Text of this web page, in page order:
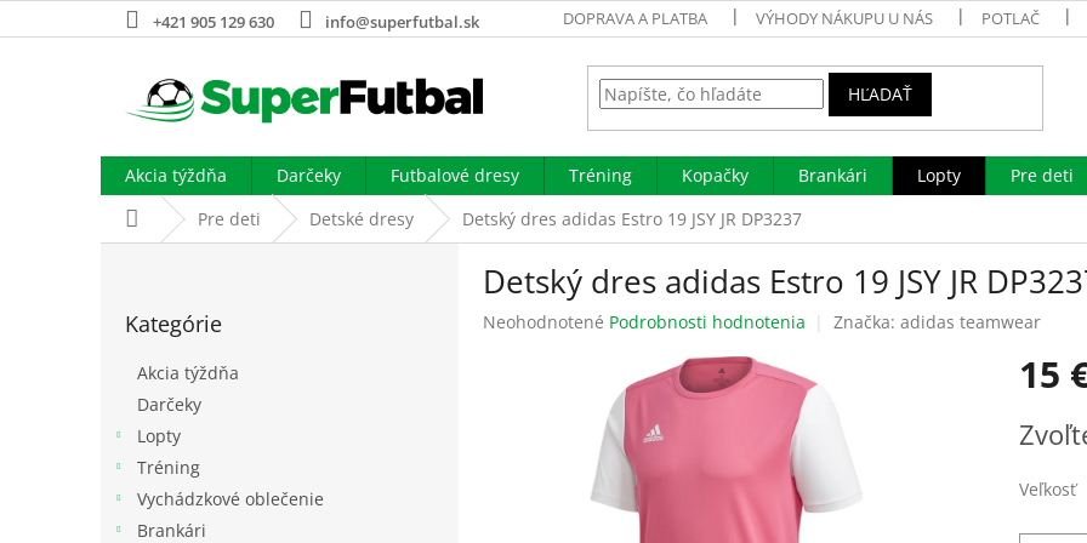
na
+421 905 129 630 info@superfutbal.sk DOPRAVA A PLATBA VÝHODY NÁKUPU U NÁS POTLAČ
HĽADAŤ
Akcia týždňa Darčeky Futbalové dresy Tréning Kopačky Brankári Lopty Pre deti
DomovPre deti Detské dresy Detský dres adidas Estro 19 JSY JR DP3237
kategórie
Kategórie
Akcia týždňa
Darčeky
Lopty
Tréning
Vychádzkové oblečenie
Brankári
Detský dres adidas Estro 19 JSY JR
Priemerné
Neohodnotené Podrobnosti hodnotenia Značka: adidas teamwear
15
cena:
Veľkosť